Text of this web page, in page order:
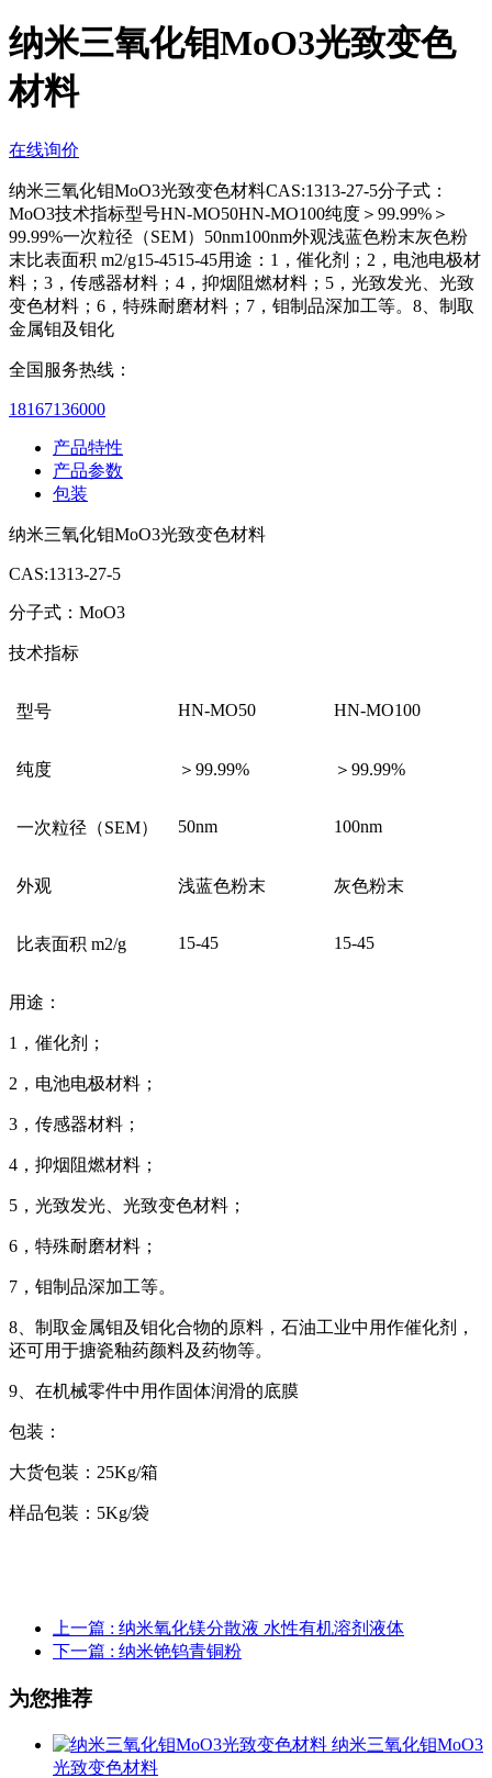
纳米三氧化钼MoO3光致变色
材料
在线询价
纳米三氧化钼MoO3光致变色材料CAS:1313-27-5分子式：
MoO3技术指标型号HN-MO50HN-MO100纯度＞99.99%＞
99.99%一次粒径（SEM）50nm100nm外观浅蓝色粉末灰色粉
末比表面积 m2/g15-4515-45用途：1，催化剂；2，电池电极材
料；3，传感器材料；4，抑烟阻燃材料；5，光致发光、光致
变色材料；6，特殊耐磨材料；7，钼制品深加工等。8、制取
金属钼及钼化
全国服务热线：
18167136000
产品特性
产品参数
包装
纳米三氧化钼MoO3光致变色材料
CAS:1313-27-5
分子式：MoO3
技术指标
型号 HN-MO50 HN-MO100
纯度 ＞99.99% ＞99.99%
一次粒径（SEM） 50nm 100nm
外观 浅蓝色粉末 灰色粉末
比表面积 m2/g 15-45 15-45
用途：
1，催化剂；
2，电池电极材料；
3，传感器材料；
4，抑烟阻燃材料；
5，光致发光、光致变色材料；
6，特殊耐磨材料；
7，钼制品深加工等。
8、制取金属钼及钼化合物的原料，石油工业中用作催化剂，
还可用于搪瓷釉药颜料及药物等。
9、在机械零件中用作固体润滑的底膜
包装：
大货包装：25Kg/箱
样品包装：5Kg/袋
上一篇 : 纳米氧化镁分散液 水性有机溶剂液体
下一篇 : 纳米铯钨青铜粉
为您推荐
纳米三氧化钼MoO3
光致变色材料